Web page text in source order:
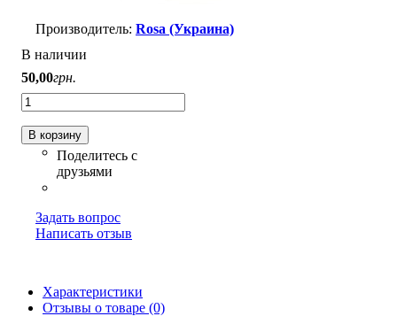
Rosa (Украина)
В наличии
50,00грн.
В корзину
Задать вопрос
Написать отзыв
Характеристики
Отзывы о товаре (0)